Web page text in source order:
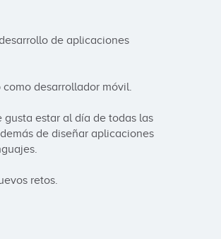
de aplicaciones
desarrollador móvil.
estar al día de todas las
de diseñar aplicaciones
retos.